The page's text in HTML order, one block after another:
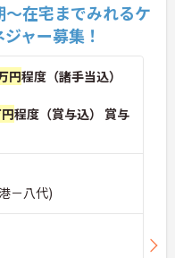
在宅までみれるケ
ャー募集！
円程度（諸手当込）
程度（賞与込） 賞与
－八代)